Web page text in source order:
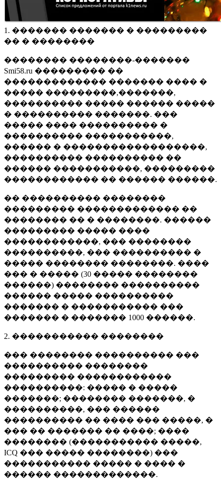
1. ������� ������� � ���������
�� � ��������
�������� ��������-�������
Smi58.ru ��������� ��
������������� ������� ���� �
����� ���������,�������,
���������� ����� ������ �����
� ���������� �������. ���
����� ���� ���������� �
���������� �����������,
������ � ������������������,
���������� ���������� ��
������ �����������, ���������
������������ �� ������ ������.
�� ���������� ��������
��������� ������������� ��
�������� �� � ��������. ������
��������� ����� ����
������������, ��� ��������
����������, ��� ���������� �
����� �������� ��������. ����
��� � ����� (30 ����� ��������
������) �������� ����������
������ ����� ����������
������� � ����������� ���
������� � ������� 1000 ������.
2. ����������� ��������
��� �������� ���������� ���
���������� ��������
��������� ������������
����������: ����� � �����
�������; �������� �������, �
����������, ��� ������
���������� �� ���� ��� �����, �
��� �� ������� �� ����; ����
�������� (����������� �����,
ICQ ��� ����� ��������) ���
����������� ����� � ���� �
������ �������������.